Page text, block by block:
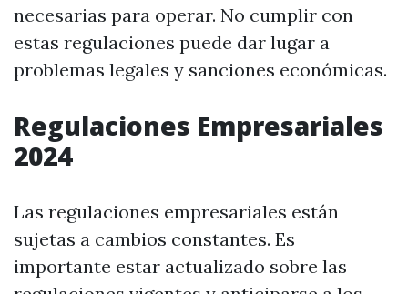
necesarias para operar. No cumplir con
estas regulaciones puede dar lugar a
problemas legales y sanciones económicas.
Regulaciones Empresariales
2024
Las regulaciones empresariales están
sujetas a cambios constantes. Es
importante estar actualizado sobre las